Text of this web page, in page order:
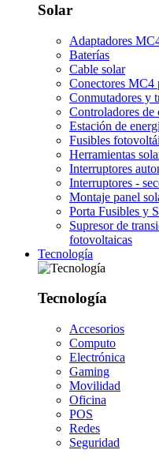
Solar
Adaptadores
Baterías
Cable solar
Conectores MC4
Conmutadores y
Controladores de
Estación de
Fusibles
Herramientas
Interruptores
Interruptores -
Montaje panel
Porta Fusibles y
Supresor de
fotovoltaicas
Tecnología
Tecnología
Accesorios
Computo
Electrónica
Gaming
Movilidad
Oficina
POS
Redes
Seguridad